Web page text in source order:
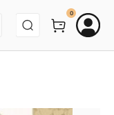
BEJELENTKEZÉS
0